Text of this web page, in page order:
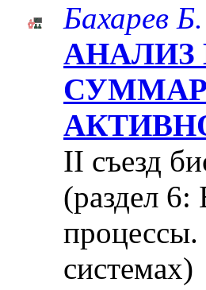
Бахарев
АНАЛИЗ
II съезд
(раздел
процессы.
системах)